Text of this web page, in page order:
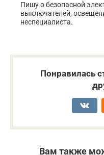
Пишу о безопасной
выключателей,
неспециалиста.
Понравилась
Вам также